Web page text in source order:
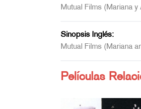
Mutual Films (Mariana
Sinopsis Inglés:
Mutual Films (Mariana
Películas